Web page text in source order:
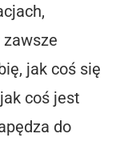
zawsze
jak coś się
coś jest
do